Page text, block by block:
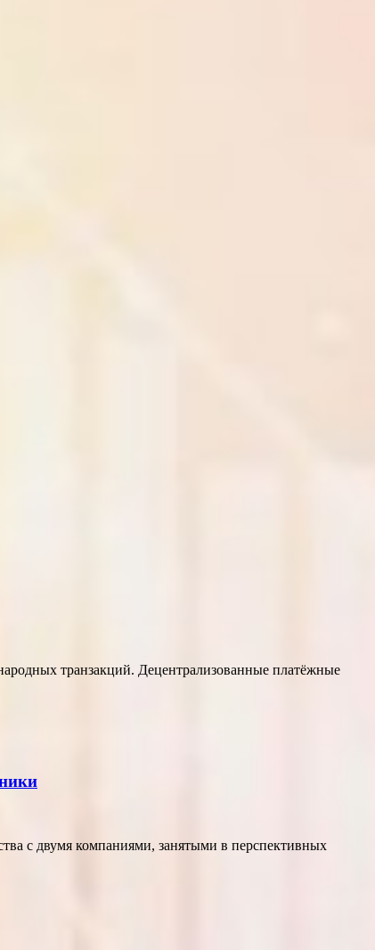
транзакций. Децентрализованные платёжные
с двумя компаниями, занятыми в перспективных